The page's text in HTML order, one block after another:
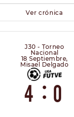
Ver crónica
J30 - Torneo
Nacional
18 Septiembre,
Misael Delgado
4 : 0